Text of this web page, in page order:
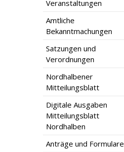
Veranstaltungen
Amtliche
Bekanntmachungen
Satzungen und
Verordnungen
Nordhalbener
Mitteilungsblatt
Digitale Ausgaben
Mitteilungsblatt
Nordhalben
Anträge und Formulare